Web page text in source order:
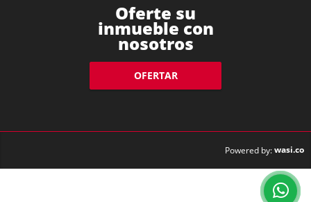
Oferte su
inmueble con
nosotros
OFERTAR
Powered by:wasi.co